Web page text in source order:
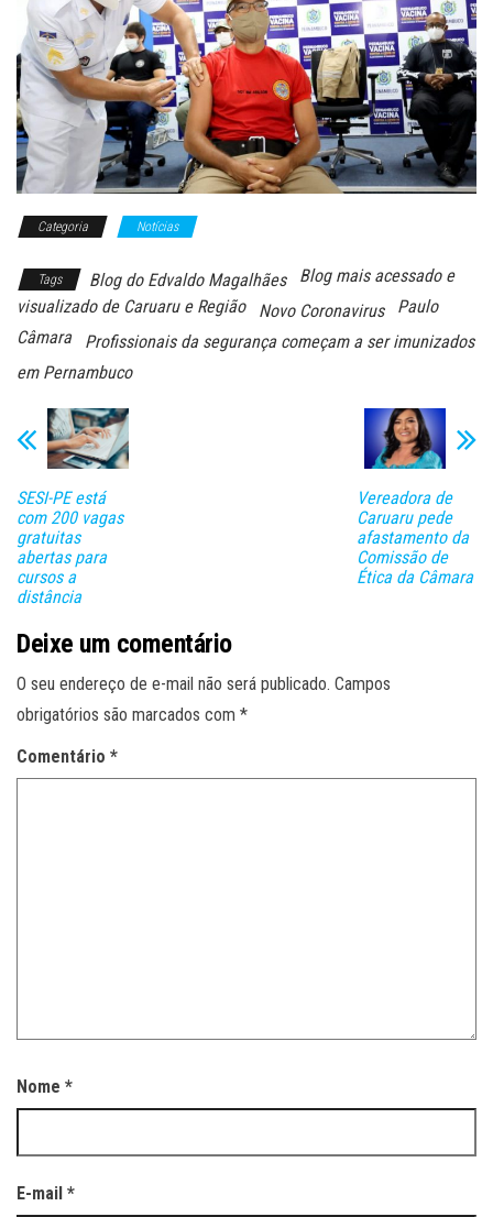
Categoria Notícias
Tags Blog do Edvaldo Magalhães
Blog mais acessado e
visualizado de Caruaru e Região
Novo Coronavirus
Paulo
Câmara
Profissionais da segurança começam a ser imunizados
em Pernambuco
SESI-PE está
com 200 vagas
gratuitas
abertas para
cursos a
distância
Vereadora de
Caruaru pede
afastamento da
Comissão de
Ética da Câmara
Deixe um comentário
O seu endereço de e-mail não será publicado. Campos
obrigatórios são marcados com *
Comentário *
Nome *
E-mail *